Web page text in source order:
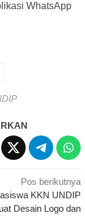
WhatsApp
Pos berikutnya
KKN UNDIP
Desain Logo dan